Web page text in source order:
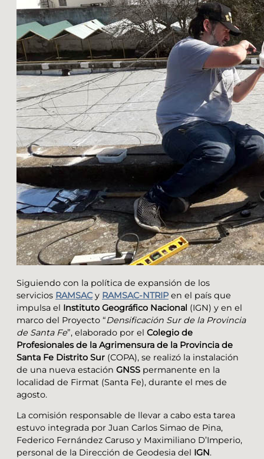
Siguiendo con la política de expansión de los
servicios RAMSACy RAMSAC-NTRIP en el país que
impulsa el Instituto Geográfico Nacional (IGN) y en el
marco del Proyecto “Densificación Sur de la Provincia
de Santa Fe”, elaborado por el Colegio de
Profesionales de la Agrimensura de la Provincia de
Santa Fe Distrito Sur (COPA), se realizó la instalación
de una nueva estación GNSS permanente en la
localidad de Firmat (Santa Fe), durante el mes de
agosto.
La comisión responsable de llevar a cabo esta tarea
estuvo integrada por Juan Carlos Simao de Pina,
Federico Fernández Caruso y Maximiliano D’Imperio,
personal de la Dirección de Geodesia del IGN.